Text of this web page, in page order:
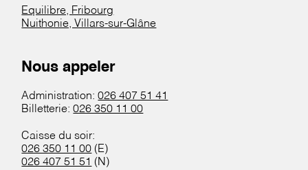
Equilibre, Fribourg
Nuithonie, Villars-sur-Glâne
Nous appeler
Administration:026 407 51 41
Billetterie:026 350 11 00
Caisse du soir:
026 350 11 00 (E)
026 407 51 51 (N)